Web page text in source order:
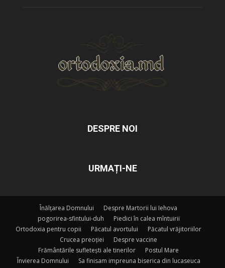
DESPRE NOI
URMAȚI-NE
Înălțarea Domnului
Despre Martorii lui Iehova
pogorirea-sfintului-duh
Piedici în calea mîntuirii
Ortodoxia pentru copii
Păcatul avortului
Păcatul vrăjitoriilor
Crucea preoției
Despre vaccine
Frământările sufletești ale tinerilor
Postul Mare
Învierea Domnului
Sa finisam impreuna biserica din lucaseuca